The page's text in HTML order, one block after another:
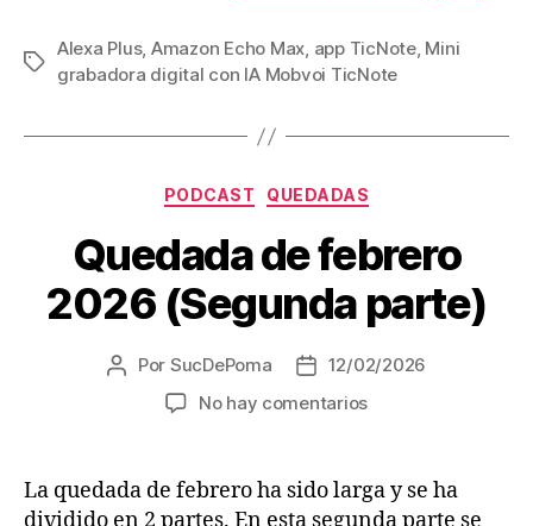
c
o
Etiquetas
Alexa Plus, Amazon Echo Max, app TicNote, Mini
grabadora digital con IA Mobvoi TicNote
Categorías
PODCAST QUEDADAS
Quedada de febrero
2026 (Segunda parte)
Autor
Por SucDePoma
Fecha12/02/2026
No hay comentariosen
2026
La quedada de febrero ha sido larga y se ha
dividido en 2 partes. En esta segunda parte se